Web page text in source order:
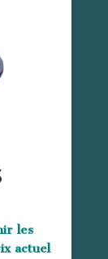
les
actuel